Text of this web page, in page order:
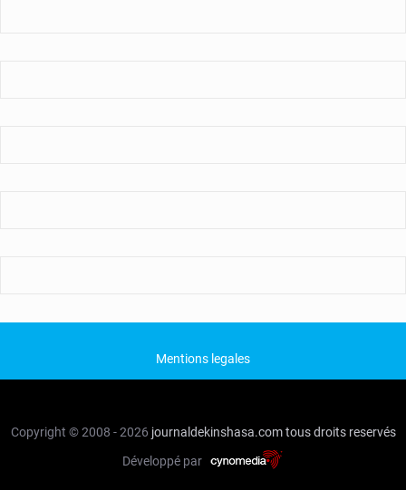
Mentions legales
Copyright © 2008 - 2026 journaldekinshasa.com tous droits reservés
Développé par